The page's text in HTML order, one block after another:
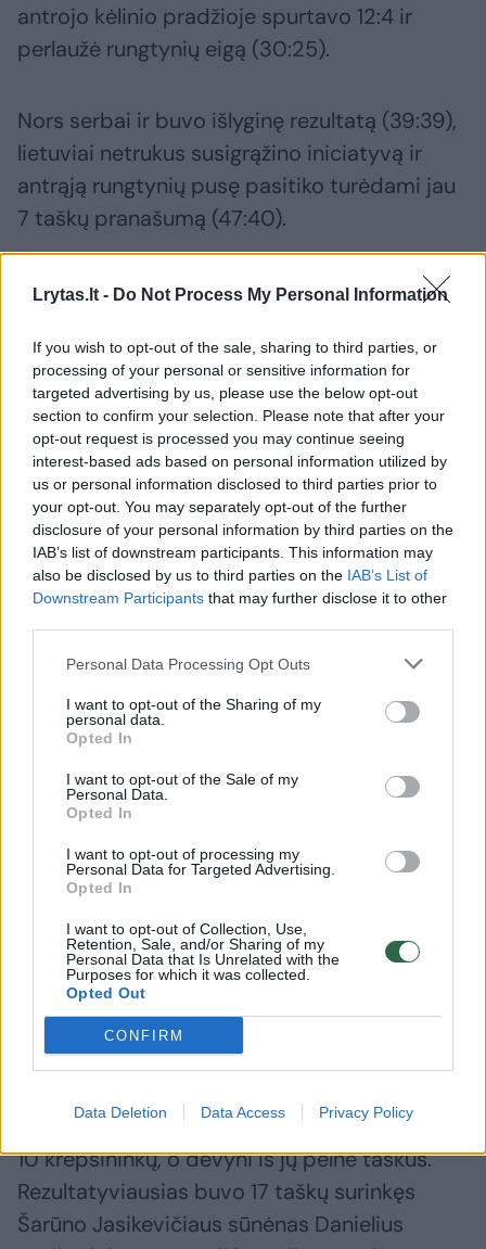
Lrytas.lt - Do Not Process My Personal Information
If you wish to opt-out of the sale, sharing to third parties, or
processing of your personal or sensitive information for
targeted advertising by us, please use the below opt-out
section to confirm your selection. Please note that after your
opt-out request is processed you may continue seeing
interest-based ads based on personal information utilized by
us or personal information disclosed to third parties prior to
your opt-out. You may separately opt-out of the further
disclosure of your personal information by third parties on the
IAB’s list of downstream participants. This information may
also be disclosed by us to third parties on the IAB’s List of
Downstream Participants that may further disclose it to other
Personal Data Processing Opt Outs
I want to opt-out of the Sharing of my
personal data.
Opted In
I want to opt-out of the Sale of my
Personal Data.
Opted In
I want to opt-out of processing my
Personal Data for Targeted Advertising.
Opted In
I want to opt-out of Collection, Use,
Retention, Sale, and/or Sharing of my
Personal Data that Is Unrelated with the
Purposes for which it was collected.
Opted Out
CONFIRM
Data Deletion Data Access Privacy Policy
antrojo kėlinio pradžioje spurtavo 12:4 ir
perlaužė rungtynių eigą (30:25).
Nors serbai ir buvo išlyginę rezultatą (39:39),
lietuviai netrukus susigrąžino iniciatyvą ir
antrąją rungtynių pusę pasitiko turėdami jau
7 taškų pranašumą (47:40).
Panašus skirtumas tarp komandų laikėsi
jį užbaigę lietuviai ketvirtajame kėlinyje
pabėgo į priekį ir po Danieliaus Jasikevičiaus
tritaškio buvo susikrovę solidų dviženklį
pranašumą (76:61). Serbija dar buvo
prirtėjusi, tačiau pergalės iš savo rankų
Dovydo Petraičio auklėtiniai nebepaleido.
Susiję straipsniai
Rinktinės bėdos – ne tik
neapsikentęs žaidėjas
visiems laikams paliko
komandą(1)
(4)
Lietuvos rinktinės gretose aikštelėje pasirodė
10 krepšininkų, o devyni iš jų pelnė taškus.
Rezultatyviausias buvo 17 taškų surinkęs
Šarūno Jasikevičiaus sūnėnas Danielius